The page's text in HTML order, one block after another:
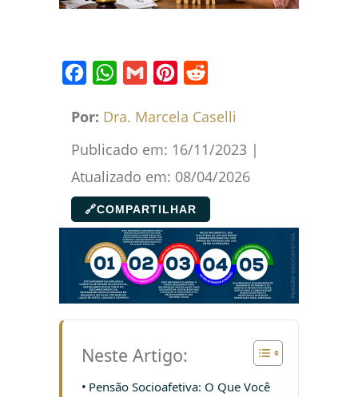
Por: Dra. Marcela Caselli
Publicado em: 16/11/2023 |
Atualizado em: 08/04/2026
🔗COMPARTILHAR
Neste Artigo:
Pensão Socioafetiva: O Que Você